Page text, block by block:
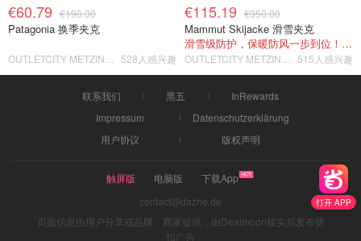
打开 APP
€60.79 €190.00
Patagonia 换季夹克
528人感兴趣
€115.19 €350.00
Mammut Skijacke 滑雪夹克
滑雪级防护，保暖防风一步到位！仅剩s！
515人感兴趣
联系我们 黑五
InRewards
Impressum
Datenschutzerklärung
用户协议
版权声明
触屏版 电脑版
下载App
contact@dazhe.de
页面信息由用户分享或品牌、商家提供，由Dealmoon核实后发布折
扣广告